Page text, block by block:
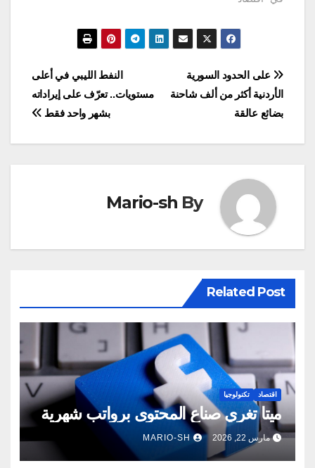
تصفّح
المقالات
النفط الليبي في أعلى
مستويات.. تعرّف على إيراداته
بشهر واحد فقط
على الحدود السورية
الأردنية أكثر من ألف شاحنة
بضائع عالقة
By
Mario-sh
Related Post
اقتصاد تكنولوجيا
ميتا تغري صناع المحتوى برواتب شهرية
مارس 22, 2026 MARIO-SH